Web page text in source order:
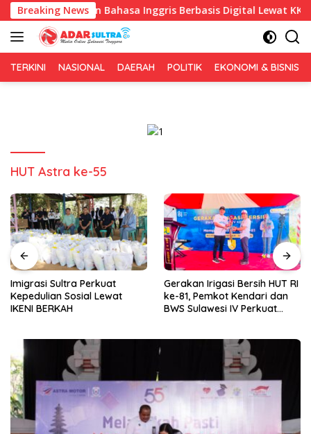
Langsung
ke
konten
Breaking NewsBahasa Inggris Berbasis Digital Lewat KKN
TERKINI NASIONAL DAERAH POLITIK EKONOMI & BISNIS
HUT Astra ke-55
Imigrasi Sultra Perkuat
Kepedulian Sosial Lewat
IKENI BERKAH
Gerakan Irigasi Bersih HUT RI
ke-81, Pemkot Kendari dan
BWS Sulawesi IV Perkuat